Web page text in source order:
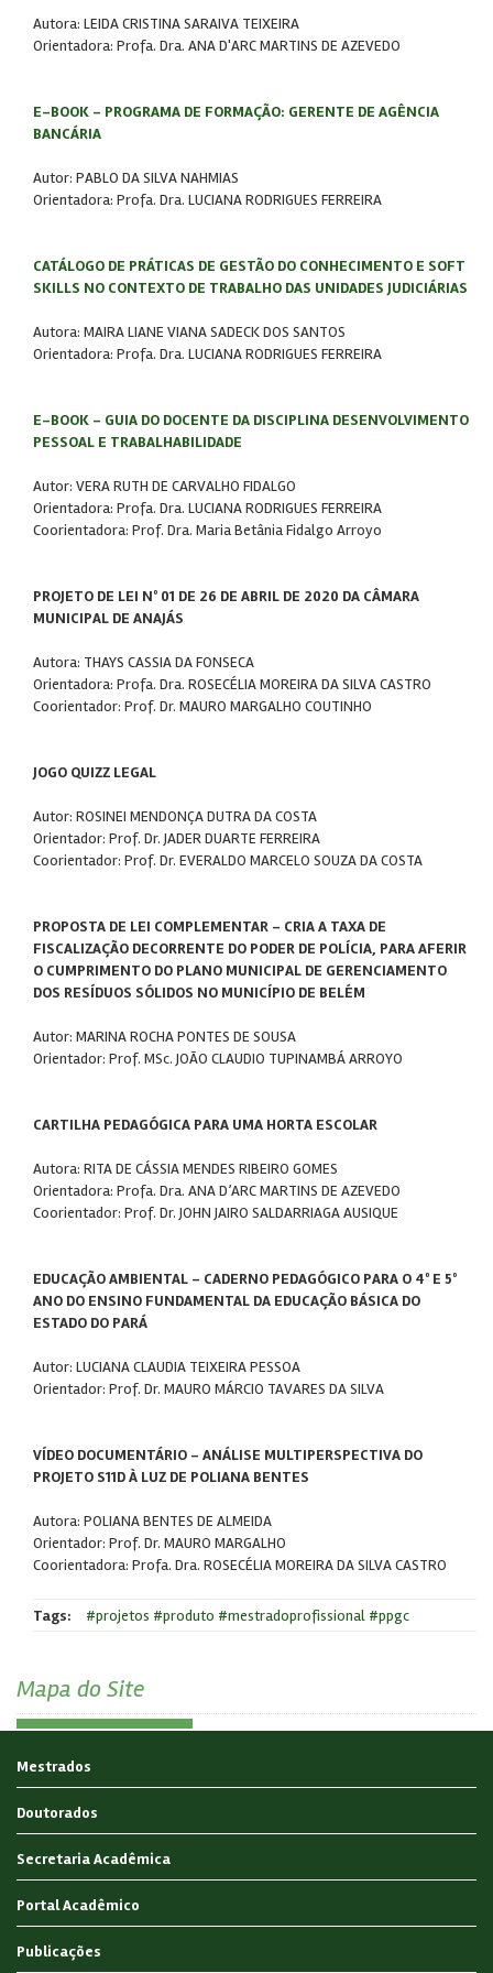
Autora: LEIDA CRISTINA SARAIVA TEIXEIRA
Orientadora: Profa. Dra. ANA D'ARC MARTINS DE AZEVEDO
E-BOOK - PROGRAMA DE FORMAÇÃO: GERENTE DE AGÊNCIA
BANCÁRIA
Autor: PABLO DA SILVA NAHMIAS
Orientadora: Profa. Dra. LUCIANA RODRIGUES FERREIRA
CATÁLOGO DE PRÁTICAS DE GESTÃO DO CONHECIMENTO E SOFT
SKILLS NO CONTEXTO DE TRABALHO DAS UNIDADES JUDICIÁRIAS
Autora: MAIRA LIANE VIANA SADECK DOS SANTOS
Orientadora: Profa. Dra. LUCIANA RODRIGUES FERREIRA
E-BOOK - GUIA DO DOCENTE DA DISCIPLINA DESENVOLVIMENTO
PESSOAL E TRABALHABILIDADE
Autor: VERA RUTH DE CARVALHO FIDALGO
Orientadora: Profa. Dra. LUCIANA RODRIGUES FERREIRA
Coorientadora: Prof. Dra. Maria Betânia Fidalgo Arroyo
PROJETO DE LEI Nº 01 DE 26 DE ABRIL DE 2020 DA CÂMARA
MUNICIPAL DE ANAJÁS
Autora: THAYS CASSIA DA FONSECA
Orientadora: Profa. Dra. ROSECÉLIA MOREIRA DA SILVA CASTRO
Coorientador: Prof. Dr. MAURO MARGALHO COUTINHO
JOGO QUIZZ LEGAL
Autor: ROSINEI MENDONÇA DUTRA DA COSTA
Orientador: Prof. Dr. JADER DUARTE FERREIRA
Coorientador: Prof. Dr. EVERALDO MARCELO SOUZA DA COSTA
PROPOSTA DE LEI COMPLEMENTAR - CRIA A TAXA DE
FISCALIZAÇÃO DECORRENTE DO PODER DE POLÍCIA, PARA AFERIR
O CUMPRIMENTO DO PLANO MUNICIPAL DE GERENCIAMENTO
DOS RESÍDUOS SÓLIDOS NO MUNICÍPIO DE BELÉM
Autor: MARINA ROCHA PONTES DE SOUSA
Orientador: Prof. MSc. JOÃO CLAUDIO TUPINAMBÁ ARROYO
CARTILHA PEDAGÓGICA PARA UMA HORTA ESCOLAR
Autora: RITA DE CÁSSIA MENDES RIBEIRO GOMES
Orientadora: Profa. Dra. ANA D’ARC MARTINS DE AZEVEDO
Coorientador: Prof. Dr. JOHN JAIRO SALDARRIAGA AUSIQUE
EDUCAÇÃO AMBIENTAL - CADERNO PEDAGÓGICO PARA O 4º E 5º
ANO DO ENSINO FUNDAMENTAL DA EDUCAÇÃO BÁSICA DO
ESTADO DO PARÁ
Autor: LUCIANA CLAUDIA TEIXEIRA PESSOA
Orientador: Prof. Dr. MAURO MÁRCIO TAVARES DA SILVA
VÍDEO DOCUMENTÁRIO - ANÁLISE MULTIPERSPECTIVA DO
PROJETO S11D À LUZ DE POLIANA BENTES
Autora: POLIANA BENTES DE ALMEIDA
Orientador: Prof. Dr. MAURO MARGALHO
Coorientadora: Profa. Dra. ROSECÉLIA MOREIRA DA SILVA CASTRO
Tags: #projetos #produto #mestradoprofissional #ppgc
Mapa do Site
Mestrados
Doutorados
Secretaria Acadêmica
Portal Acadêmico
Publicações